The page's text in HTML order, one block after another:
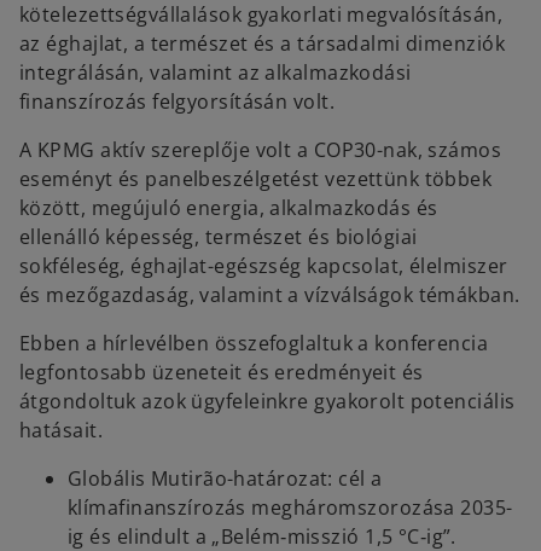
kötelezettségvállalások gyakorlati megvalósításán,
az éghajlat, a természet és a társadalmi dimenziók
integrálásán, valamint az alkalmazkodási
finanszírozás felgyorsításán volt.
A KPMG aktív szereplője volt a COP30-nak, számos
eseményt és panelbeszélgetést vezettünk többek
között, megújuló energia, alkalmazkodás és
ellenálló képesség, természet és biológiai
sokféleség, éghajlat-egészség kapcsolat, élelmiszer
és mezőgazdaság, valamint a vízválságok témákban.
Ebben a hírlevélben összefoglaltuk a konferencia
legfontosabb üzeneteit és eredményeit és
átgondoltuk azok ügyfeleinkre gyakorolt potenciális
hatásait.
Globális Mutirão-határozat: cél a
klímafinanszírozás megháromszorozása 2035-
ig és elindult a „Belém‑misszió 1,5 °C‑ig”.